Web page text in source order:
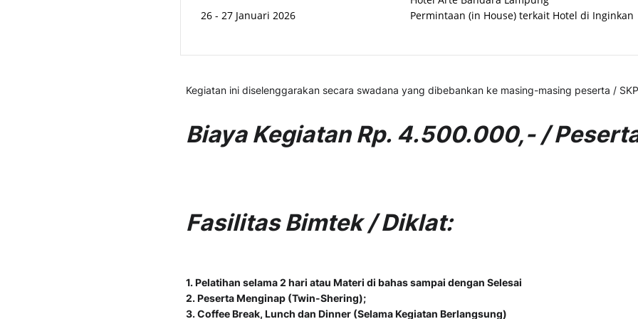
26 - 27 Januari 2026
Permintaan (in House) terkait Hotel di Inginkan
Kegiatan ini diselenggarakan secara swadana yang dibebankan ke masing-masing peserta /
Biaya Kegiatan Rp. 4.500.000,- /
Fasilitas Bimtek / Diklat:
1. Pelatihan selama 2 hari atau Materi di bahas sampai dengan Selesai
2. Peserta Menginap (Twin-Shering);
3. Coffee Break, Lunch dan Dinner (Selama Kegiatan Berlangsung)